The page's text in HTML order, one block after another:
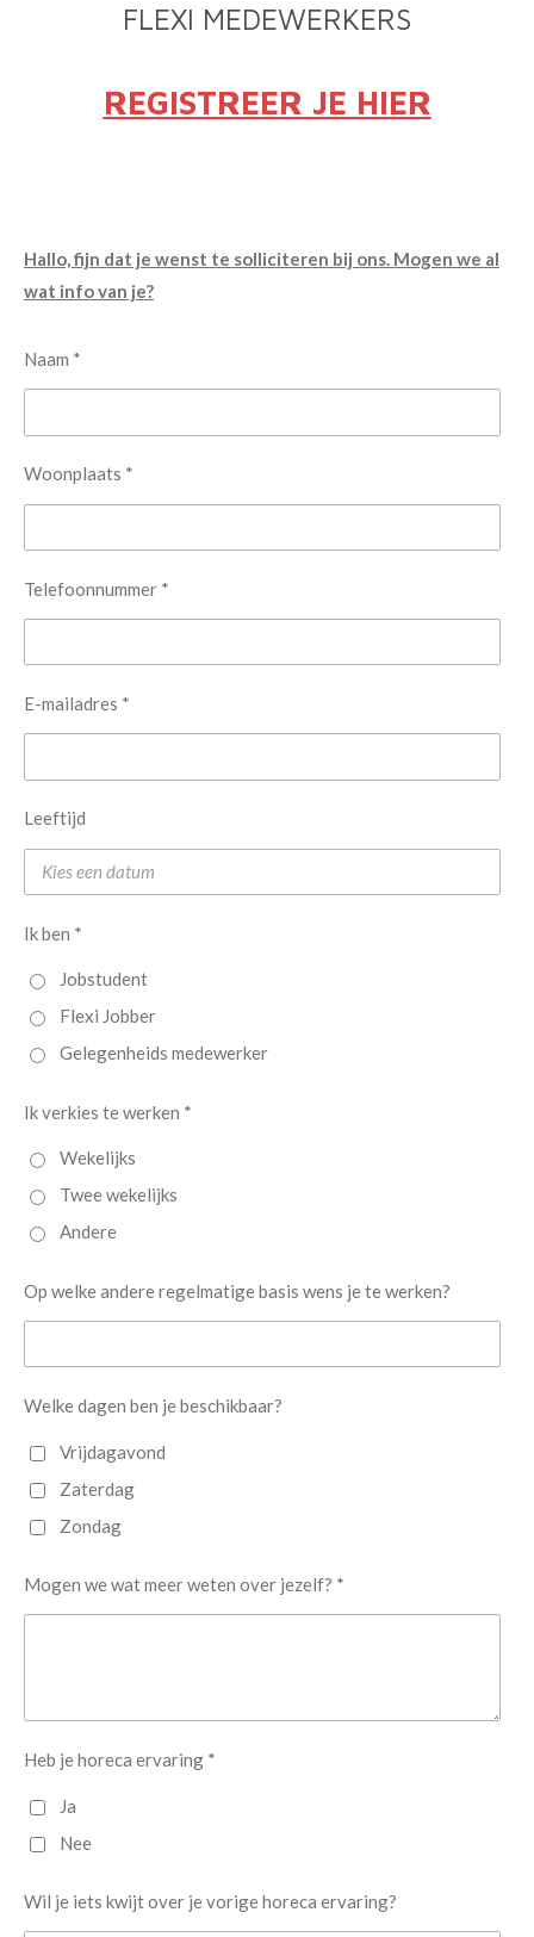
FLEXI MEDEWERKERS
REGISTREER JE HIER
Hallo, fijn dat je wenst te solliciteren bij ons. Mogen we al
wat info van je?
Naam *
Woonplaats *
Telefoonnummer *
E-mailadres *
Leeftijd
Ik ben *
Jobstudent
Flexi Jobber
Gelegenheids medewerker
Ik verkies te werken *
Wekelijks
Twee wekelijks
Andere
Op welke andere regelmatige basis wens je te werken?
Welke dagen ben je beschikbaar?
Vrijdagavond
Zaterdag
Zondag
Mogen we wat meer weten over jezelf? *
Heb je horeca ervaring *
Ja
Nee
Wil je iets kwijt over je vorige horeca ervaring?